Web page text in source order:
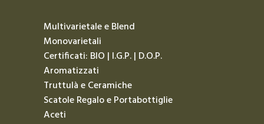
Multivarietale e Blend
Monovarietali
Certificati: BIO | I.G.P. | D.O.P.
Aromatizzati
Truttulà e Ceramiche
Scatole Regalo e Portabottiglie
Aceti